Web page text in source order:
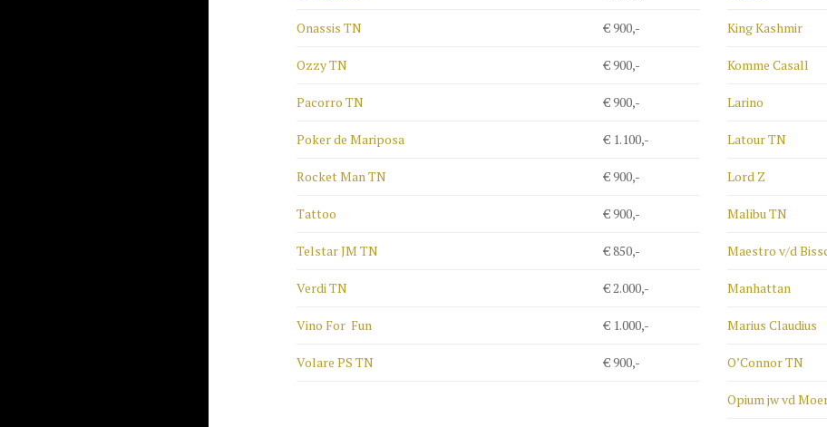
Onassis TN € 900,-
Ozzy TN € 900,-
Pacorro TN € 900,-
Poker de Mariposa € 1.100,-
Rocket Man TN € 900,-
Tattoo € 900,-
Telstar JM TN € 850,-
Verdi TN € 2.000,-
Vino For Fun € 1.000,-
Volare PS TN € 900,-
King Kashmir
Komme Casall
Larino
Latour TN
Lord Z
Malibu TN
Maestro v/d
Manhattan
Marius Claudius
O’Connor TN
Opium jw vd